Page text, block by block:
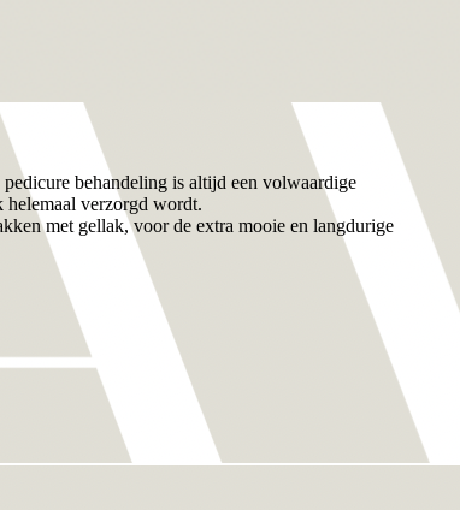
behandeling is altijd een volwaardige
helemaal verzorgd wordt.
met gellak, voor de extra mooie en langdurige